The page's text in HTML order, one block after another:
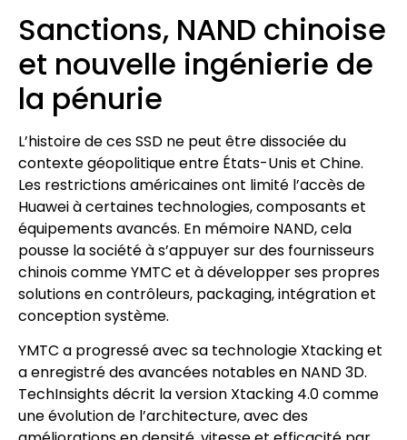
Sanctions, NAND chinoise
et nouvelle ingénierie de
la pénurie
L’histoire de ces SSD ne peut être dissociée du
contexte géopolitique entre États-Unis et Chine.
Les restrictions américaines ont limité l’accès de
Huawei à certaines technologies, composants et
équipements avancés. En mémoire NAND, cela
pousse la société à s’appuyer sur des fournisseurs
chinois comme YMTC et à développer ses propres
solutions en contrôleurs, packaging, intégration et
conception système.
YMTC a progressé avec sa technologie Xtacking et
a enregistré des avancées notables en NAND 3D.
TechInsights décrit la version Xtacking 4.0 comme
une évolution de l’architecture, avec des